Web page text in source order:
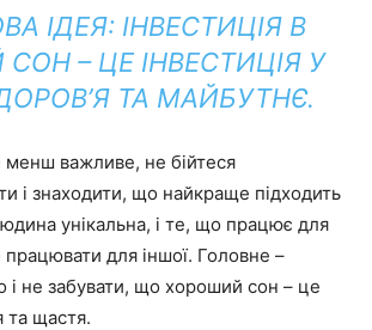
ІДЕЯ:ІНВЕСТИЦІЯ В
СОН – ЦЕ ІНВЕСТИЦІЯ У
ТА МАЙБУТНЄ.
менш важливе, не бійтеся
і знаходити, що найкраще підходить
унікальна, і те, що працює для
для іншої. Головне –
і не забувати, що хороший сон – це
та щастя.